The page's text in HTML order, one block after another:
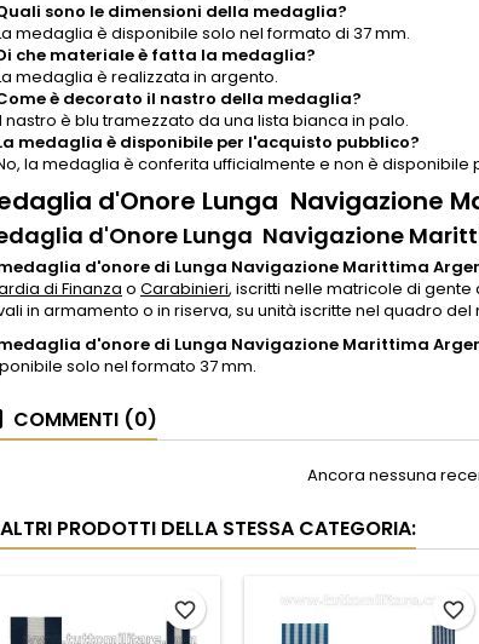
sono le dimensioni della medaglia?
medaglia è disponibile solo nel formato di 37 mm.
che materiale è fatta la medaglia?
medaglia è realizzata in argento.
è decorato il nastro della medaglia?
nastro è blu tramezzato da una lista bianca in palo.
medaglia è disponibile per l'acquisto pubblico?
la medaglia è conferita ufficialmente e non è disponibile
d'Onore Lunga Navigazione
d'Onore Lunga Navigazione
d'onore di Lunga Navigazione Marittima
di Finanza o Carabinieri, iscritti nelle matricole di
in armamento o in riserva, su unità iscritte nel quadro del
d'onore di Lunga Navigazione Marittima
solo nel formato 37 mm.
COMMENTI (0)
Ancora nessuna
PRODOTTI DELLA STESSA CATEGORIA:
favorite_border favorite_border